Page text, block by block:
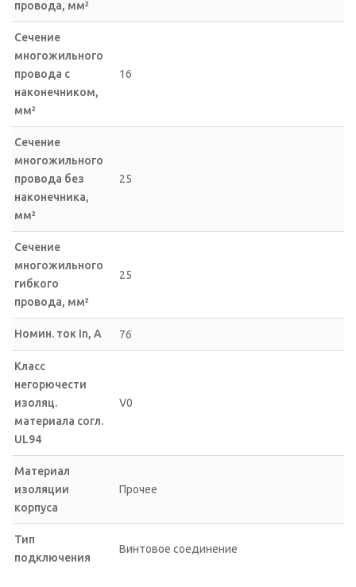
провода, мм²
Сечение
многожильного
провода с
наконечником,
мм²
16
Сечение
многожильного
провода без
наконечника,
мм²
25
Сечение
многожильного
гибкого
провода, мм²
25
Номин. ток In, А 76
Класс
негорючести
изоляц.
материала согл.
UL94
V0
Материал
изоляции
корпуса
Прочее
Тип
подключения
Винтовое соединение